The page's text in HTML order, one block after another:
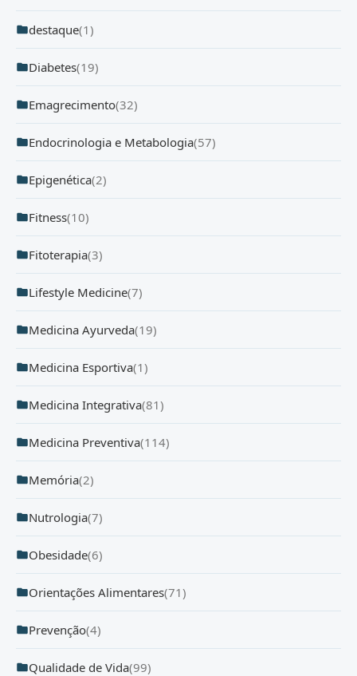
destaque(1)
Diabetes(19)
Emagrecimento(32)
Endocrinologia e Metabologia(57)
Epigenética(2)
Fitness(10)
Fitoterapia(3)
Lifestyle Medicine(7)
Medicina Ayurveda(19)
Medicina Esportiva(1)
Medicina Integrativa(81)
Medicina Preventiva(114)
Memória(2)
Nutrologia(7)
Obesidade(6)
Orientações Alimentares(71)
Prevenção(4)
Qualidade de Vida(99)